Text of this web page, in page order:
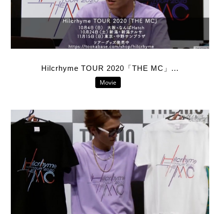
Hilcrhyme TOUR 2020「THE MC」...
Movie